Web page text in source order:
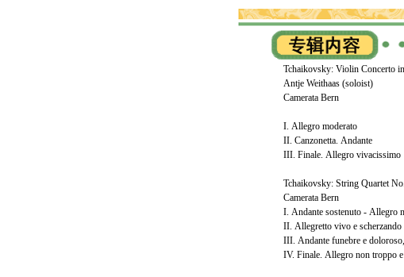
Tchaikovsky: Violin Concerto
Antje Weithaas (soloist)
Camerata Bern
I. Allegro moderato
II. Canzonetta. Andante
III. Finale. Allegro vivacissimo
Tchaikovsky: String Quartet
Camerata Bern
I. Andante sostenuto - Allegro
II. Allegretto vivo e scherzando
III. Andante funebre e
IV. Finale. Allegro non troppo